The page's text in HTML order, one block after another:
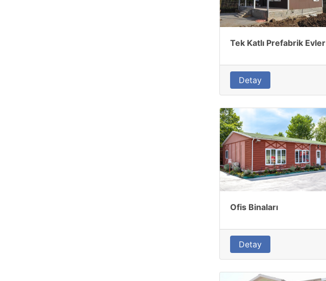
Tek Katlı Prefabrik Evler
Detay
Ofis Binaları
Detay